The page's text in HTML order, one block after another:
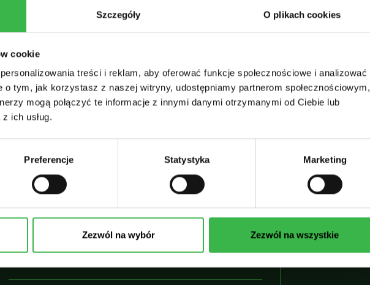
Szczegóły O plikach cookies
cookie
treści i reklam, aby oferować funkcje społecznościowe i analizować
o tym, jak korzystasz z naszej witryny, udostępniamy partnerom społecznościowym,
mogą połączyć te informacje z innymi danymi otrzymanymi od Ciebie lub
ich usług.
Preferencje Statystyka Marketing
Zezwól na wybór Zezwól na wszystkie
jeśli nie kilkanaście, razy w roku.Seward położone
Zmartwychwstania (Resurrection…
10 PAŹDZIERNIKA, 2024
FOTOGRAFIA NA ALASCE/PRZYRODA ALASKI
Niedźwiedzie Brunatne Na Alasce
Niedźwiedzie brunatne to niewątpliwie ikona wśród
zwierząt Alaski. Każdego roku tysiące turystów i
fotografów przybywa do naszego stanu, aby
bezpiecznie obserwować te drapieżniki.Szacuje się,